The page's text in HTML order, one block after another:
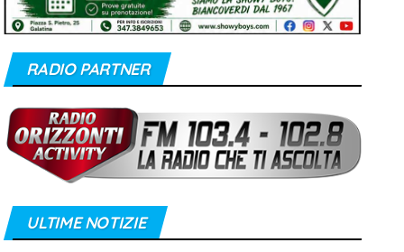
RADIO PARTNER
ULTIME NOTIZIE